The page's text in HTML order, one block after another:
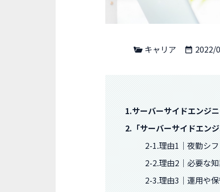
キャリア 2022/
1.サーバーサイドエンジ
2.「サーバーサイドエン
2-1.理由1｜夜勤シ
2-2.理由2｜必要な
2-3.理由3｜運用や